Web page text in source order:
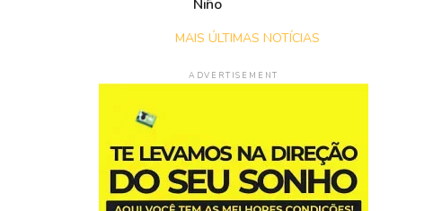
Niño
MAIS ÚLTIMAS NOTÍCIAS
ADVERTISEMENT